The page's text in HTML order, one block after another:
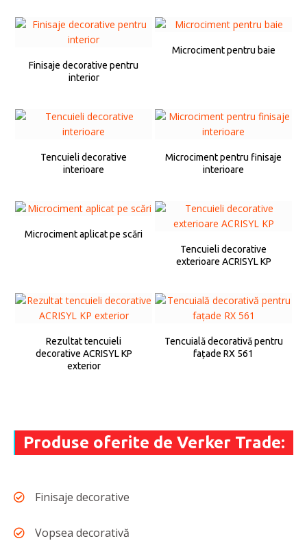
Finisaje decorative pentru
interior
Microciment pentru baie
Tencuieli decorative
interioare
Microciment pentru finisaje
interioare
Microciment aplicat pe scări
Tencuieli decorative
exterioare ACRISYL KP
Rezultat tencuieli
decorative ACRISYL KP
exterior
Tencuială decorativă pentru
fațade RX 561
Produse oferite de Verker Trade:
Finisaje decorative
Vopsea decorativă